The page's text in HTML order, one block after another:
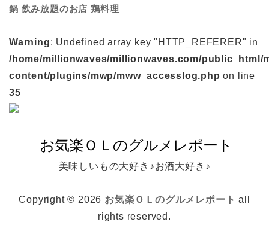
鍋 飲み放題のお店 鶏料理
Warning: Undefined array key "HTTP_REFERER" in
/home/millionwaves/millionwaves.com/public_html/
content/plugins/mwp/mww_accesslog.php on line
35
美味しいもの大好き♪お酒大好き♪
Copyright © 2026 お気楽ＯＬのグルメレポート all
rights reserved.